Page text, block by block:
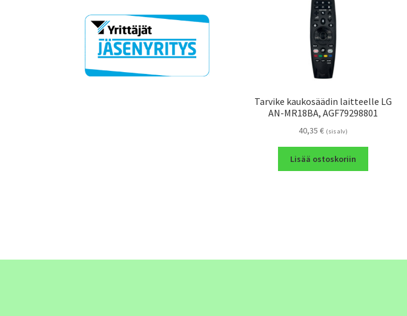
Tarvike kaukosäädin laitteelle LG
AN-MR18BA, AGF79298801
40,35 € (sis alv)
Lisää ostoskoriin